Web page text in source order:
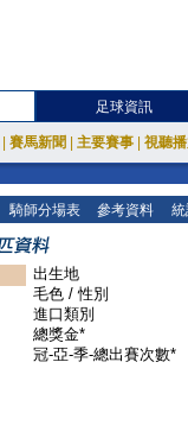
足球資訊
賽馬新聞 主要賽事 視聽
騎師分場表 參考資料
出生地
毛色 / 性別
進口類別
總獎金*
冠-亞-季-總出賽次數*